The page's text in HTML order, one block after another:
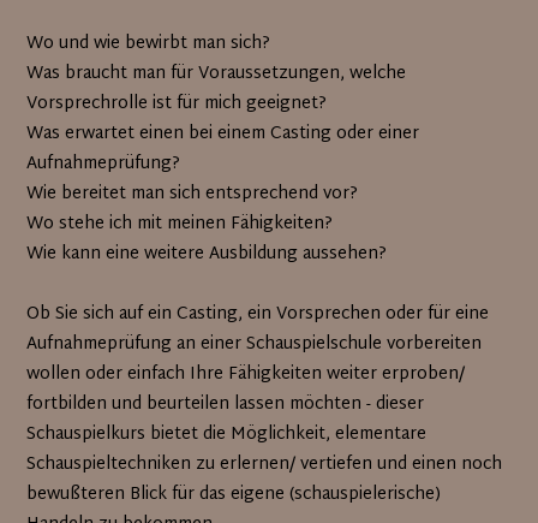
Wo und wie bewirbt man sich?
Was braucht man für Voraussetzungen, welche
Vorsprechrolle ist für mich geeignet?
Was erwartet einen bei einem Casting oder einer
Aufnahmeprüfung?
Wie bereitet man sich entsprechend vor?
Wo stehe ich mit meinen Fähigkeiten?
Wie kann eine weitere Ausbildung aussehen?
Ob Sie sich auf ein Casting, ein Vorsprechen oder für eine
Aufnahmeprüfung an einer Schauspielschule vorbereiten
wollen oder einfach Ihre Fähigkeiten weiter erproben/
fortbilden und beurteilen lassen möchten - dieser
Schauspielkurs bietet die Möglichkeit, elementare
Schauspieltechniken zu erlernen/ vertiefen und einen noch
bewußteren Blick für das eigene (schauspielerische)